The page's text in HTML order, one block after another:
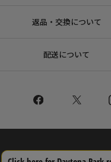
返品・交換について
配送について